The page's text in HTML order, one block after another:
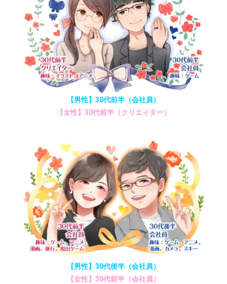
【男性】30代前半（会社員）
【女性】30代前半（クリエイター）
【男性】30代後半（会社員）
【女性】30代前半（会社員）